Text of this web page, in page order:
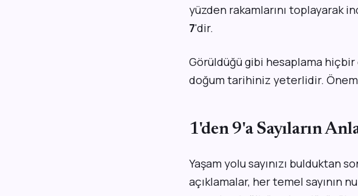
yüzden rakamlarını toplayarak
7'dir.
Görüldüğü gibi hesaplama
doğum tarihiniz yeterlidir.
1'den 9'a Sayıların
Yaşam yolu sayınızı bulduktan
açıklamalar, her temel sayının